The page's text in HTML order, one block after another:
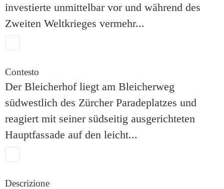
investierte unmittelbar vor und während des
Zweiten Weltkrieges vermehr...
Contesto
Der Bleicherhof liegt am Bleicherweg
südwestlich des Zürcher Paradeplatzes und
reagiert mit seiner südseitig ausgerichteten
Hauptfassade auf den leicht...
Descrizione